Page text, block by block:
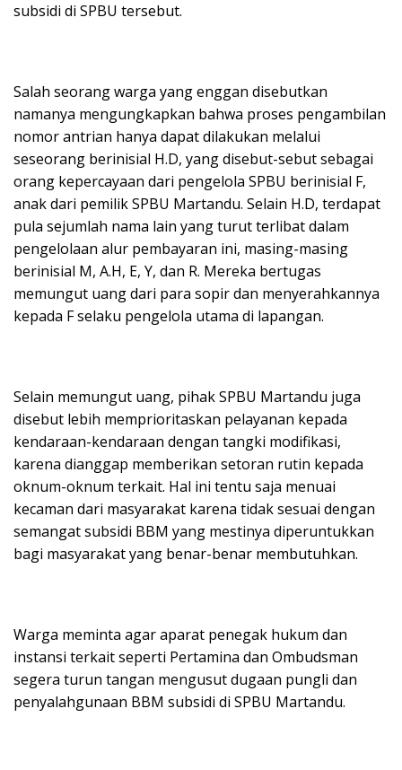
subsidi di SPBU tersebut.
Salah seorang warga yang enggan disebutkan
namanya mengungkapkan bahwa proses pengambilan
nomor antrian hanya dapat dilakukan melalui
seseorang berinisial H.D, yang disebut-sebut sebagai
orang kepercayaan dari pengelola SPBU berinisial F,
anak dari pemilik SPBU Martandu. Selain H.D, terdapat
pula sejumlah nama lain yang turut terlibat dalam
pengelolaan alur pembayaran ini, masing-masing
berinisial M, A.H, E, Y, dan R. Mereka bertugas
memungut uang dari para sopir dan menyerahkannya
kepada F selaku pengelola utama di lapangan.
Selain memungut uang, pihak SPBU Martandu juga
disebut lebih memprioritaskan pelayanan kepada
kendaraan-kendaraan dengan tangki modifikasi,
karena dianggap memberikan setoran rutin kepada
oknum-oknum terkait. Hal ini tentu saja menuai
kecaman dari masyarakat karena tidak sesuai dengan
semangat subsidi BBM yang mestinya diperuntukkan
bagi masyarakat yang benar-benar membutuhkan.
Warga meminta agar aparat penegak hukum dan
instansi terkait seperti Pertamina dan Ombudsman
segera turun tangan mengusut dugaan pungli dan
penyalahgunaan BBM subsidi di SPBU Martandu.